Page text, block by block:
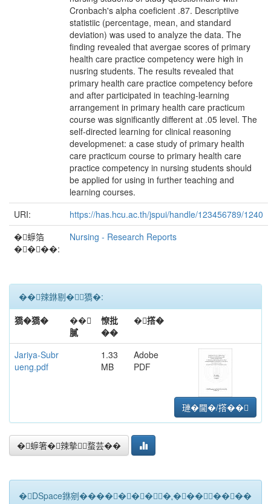
Cronbach's alpha coeficient .87. Descriptiive
statistiic (percentage, mean, and standard
deviation) was used to analyze the data. The
finding revealed that avergae scores of primary
health care practice competency were high in
nusring students. The results revealed that
primary health care practice competency before
and after participated in teaching-learning
arrangement in primary health care practicum
course was significantly different at .05 level. The
self-directed learning for clinical reasoning
developmenet: a case study of primary health
care practicum course to primary health care
practice competency in nursing students should
be applied for using in further teaching and
learning courses.
URI:
https://has.hcu.ac.th/jspui/handle/123456789/1240
�蝷箔
����:
Nursing - Research Reports
��辣銝剔�﹝獢�:
獢�獢�
��
膩
憭批
��
�撘�
Jariya-Subr
ueng.pdf
1.33
MB
Adobe
PDF
璉�閫�/撘��
�蝷箸�辣摰蝥芸��
�DSpace銝剜�������★��������